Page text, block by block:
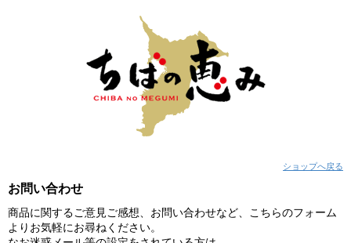
ショップへ戻る
お問い合わせ
商品に関するご意見ご感想、お問い合わせなど、こちらのフォーム
よりお気軽にお尋ねください。